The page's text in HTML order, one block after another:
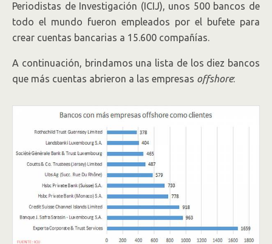
Periodistas de Investigación (ICIJ), unos 500 bancos de
todo el mundo fueron empleados por el bufete para
crear cuentas bancarias a 15.600 compañías.
A continuación, brindamos una lista de los diez bancos
que más cuentas abrieron a las empresas offshore: